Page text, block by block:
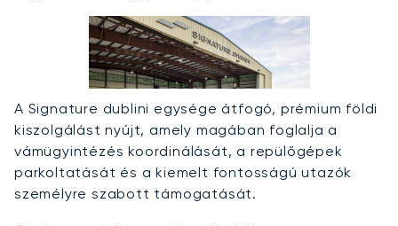
A Signature dublini egysége átfogó, prémium földi
kiszolgálást nyújt, amely magában foglalja a
vámügyintézés koordinálását, a repülőgépek
parkoltatását és a kiemelt fontosságú utazók
személyre szabott támogatását.